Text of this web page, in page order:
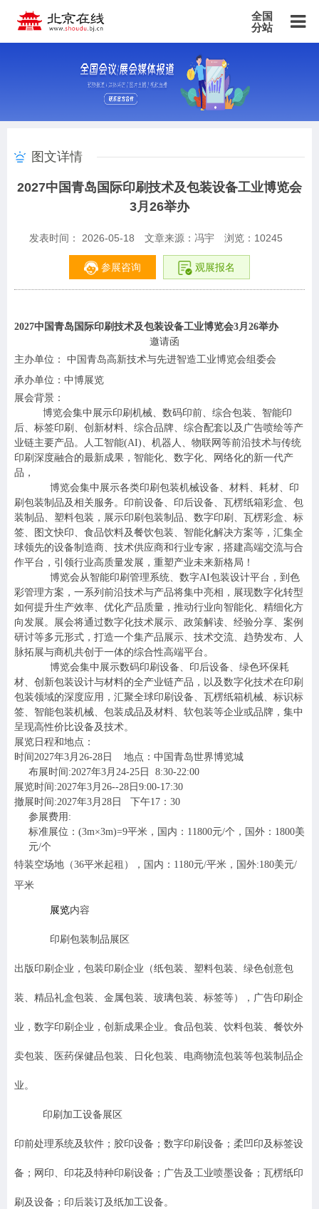
全国
分站
主站
广东站 重庆站 天津站 江苏站
河南站 河北站
甘肃站
新疆站
四川站
图文详情
2027中国青岛国际印刷技术及包装设备工业博览会
3月26举办
发表时间： 2026-05-18 文章来源：冯宇 浏览： 10245
参展咨询 观展报名
2027中国青岛国际印刷技术及包装设备工业博览会3月26举办
邀请函
主办单位： 中国青岛高新技术与先进智造工业博览会组委会
承办单位：中博展览
展会背景：
博览会集中展示印刷机械、数码印前、综合包装、智能印
后、标签印刷、创新材料、综合品牌、综合配套以及广告喷绘等产
业链主要产品。人工智能(AI)、机器人、物联网等前沿技术与传统
印刷深度融合的最新成果，智能化、数字化、网络化的新一代产
品，
博览会集中展示各类印刷包装机械设备、材料、耗材、印
刷包装制品及相关服务。印前设备、印后设备、瓦楞纸箱彩盒、包
装制品、塑料包装，展示印刷包装制品、数字印刷、瓦楞彩盒、标
签、图文快印、食品饮料及餐饮包装、智能化解决方案等，汇集全
球领先的设备制造商、技术供应商和行业专家，搭建高端交流与合
作平台，引领行业高质量发展，重塑产业未来新格局！
博览会从智能印刷管理系统、数字AI包装设计平台，到色
彩管理方案，一系列前沿技术与产品将集中亮相，展现数字化转型
如何提升生产效率、优化产品质量，推动行业向智能化、精细化方
向发展。展会将通过数字化技术展示、政策解读、经验分享、案例
研讨等多元形式，打造一个集产品展示、技术交流、趋势发布、人
脉拓展与商机共创于一体的综合性高端平台。
博览会集中展示数码印刷设备、印后设备、绿色环保耗
材、创新包装设计与材料的全产业链产品，以及数字化技术在印刷
包装领域的深度应用，汇聚全球印刷设备、瓦楞纸箱机械、标识标
签、智能包装机械、包装成品及材料、软包装等企业或品牌，集中
呈现高性价比设备及技术。
展览日程和地点：
时间2027年3月26-28日 地点：中国青岛世界博览城
布展时间:2027年3月24-25日 8:30-22:00
展览时间:2027年3月26--28日9:00-17:30
撤展时间:2027年3月28日 下午17：30
参展费用 :
标准展位： (3m×3m)=9平米， 国内： 11800元/个，国外： 1800美
元/个
特装空场地（36平米起租），国内： 1180元/平米，国外:180美元/
平米
展览内容
印刷包装制品展区
出版印刷企业，包装印刷企业（纸包装、塑料包装、绿色创意包
装、精品礼盒包装、金属包装、玻璃包装、标签等），广告印刷企
业，数字印刷企业，创新成果企业。食品包装、饮料包装、餐饮外
卖包装、医药保健品包装、日化包装、电商物流包装等包装制品企
业。
印刷加工设备展区
印前处理系统及软件；胶印设备；数字印刷设备；柔凹印及标签设
备；网印、印花及特种印刷设备；广告及工业喷墨设备；瓦楞纸印
刷及设备；印后装订及纸加工设备。